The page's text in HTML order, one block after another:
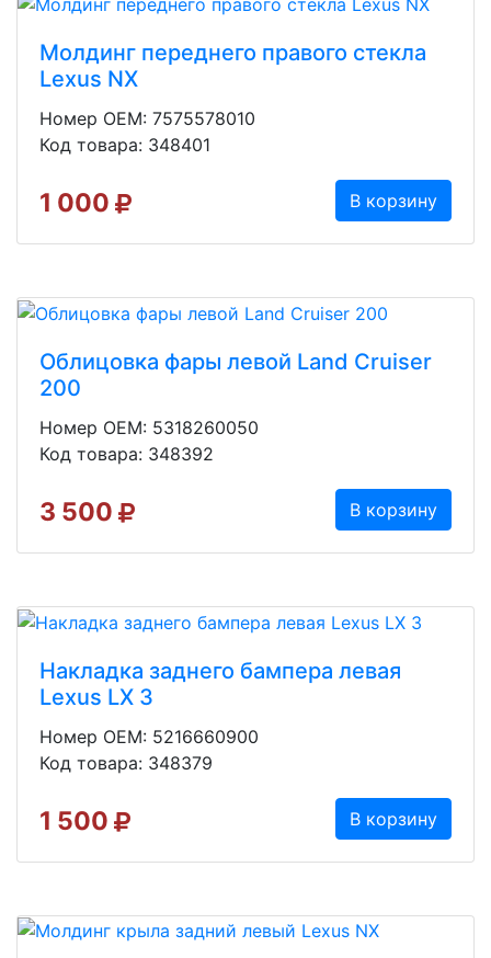
Молдинг переднего правого стекла
Lexus NX
Номер OEM: 7575578010
Код товара: 348401
1 000 В корзину
Облицовка фары левой Land Cruiser
200
Номер OEM: 5318260050
Код товара: 348392
3 500 В корзину
Накладка заднего бампера левая
Lexus LX 3
Номер OEM: 5216660900
Код товара: 348379
1 500 В корзину